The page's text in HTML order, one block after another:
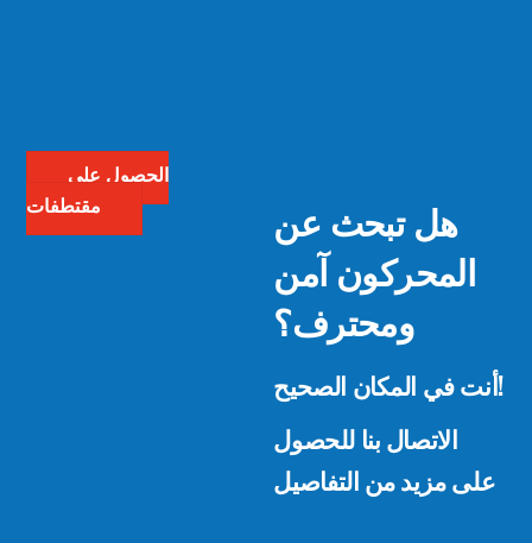
الحصول على
مقتطفات
هل تبحث عن
المحركون آمن
ومحترف؟
أنت في المكان الصحيح!
الاتصال بنا للحصول
على مزيد من التفاصيل